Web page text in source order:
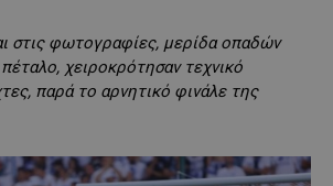
στις φωτογραφίες, μερίδα οπαδών
χειροκρότησαν τεχνικό
παρά το αρνητικό φινάλε της